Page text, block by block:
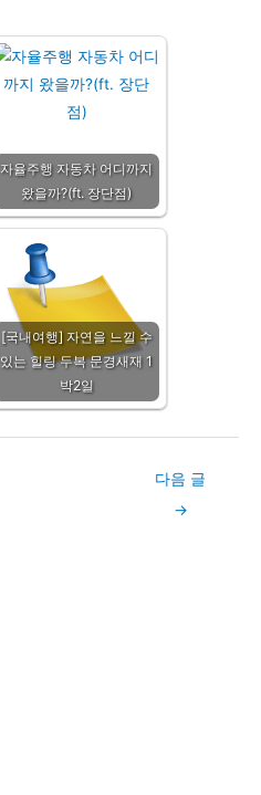
자율주행 자동차 어디까지
왔을까?(ft. 장단점)
[국내여행] 자연을 느낄 수
있는 힐링 두복 문경새재 1
박2일
다음 글
→